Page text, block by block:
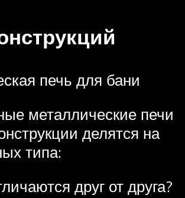
печь для бани
металлические печи
делятся на
типа:
друг от друга?